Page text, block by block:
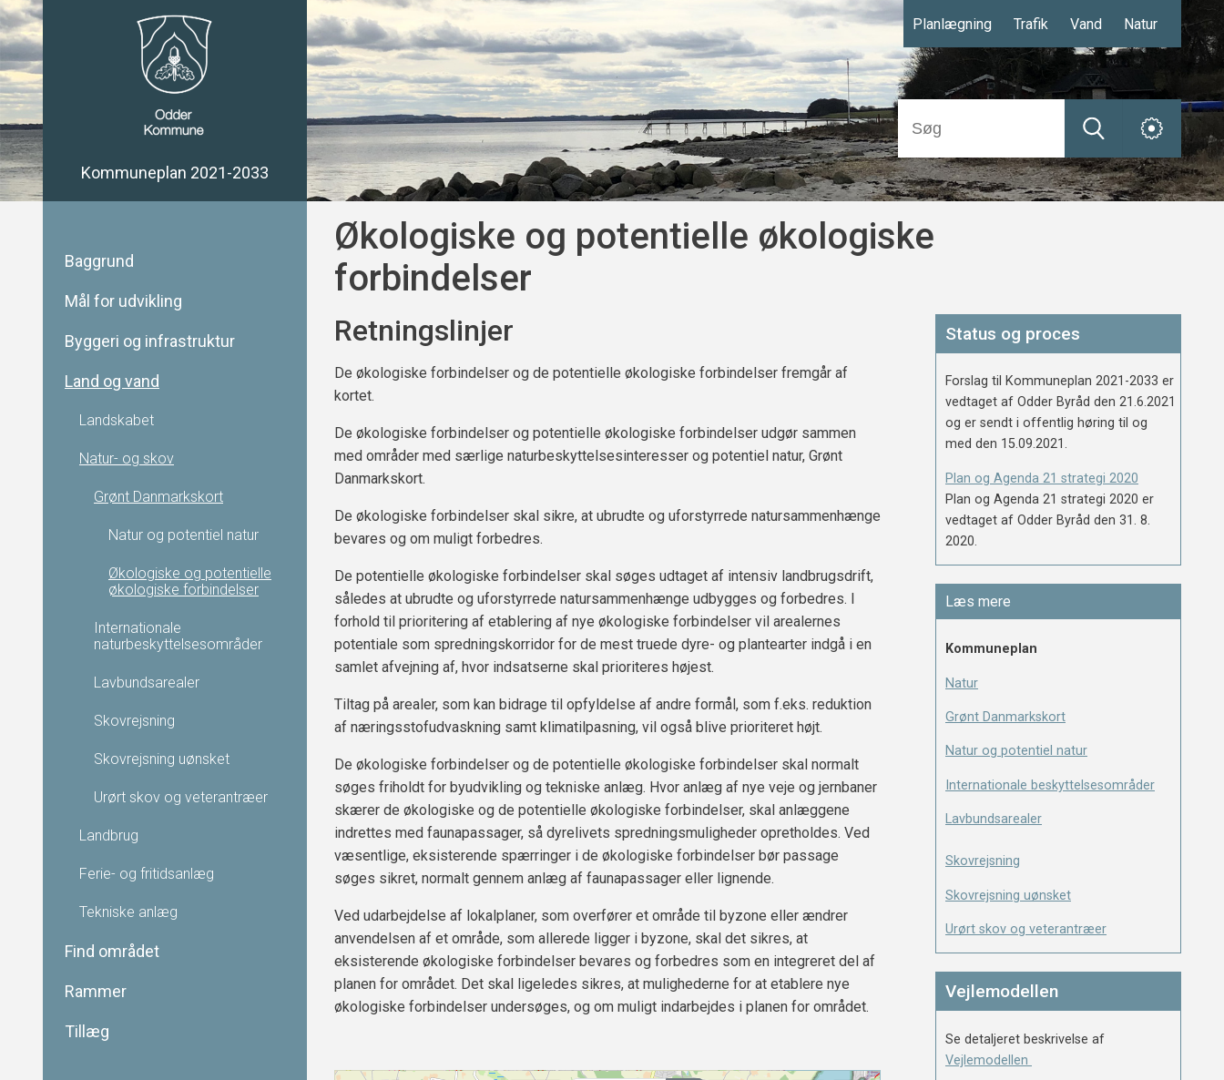
Kommuneplan 2021-2033
Planlægning Trafik Vand Natur
Baggrund
Mål for udvikling
Byggeri og infrastruktur
Land og vand
Landskabet
Natur- og skov
Grønt Danmarkskort
Natur og potentiel natur
Økologiske og potentielle
økologiske forbindelser
Internationale
naturbeskyttelsesområder
Lavbundsarealer
Skovrejsning
Skovrejsning uønsket
Urørt skov og veterantræer
Landbrug
Ferie- og fritidsanlæg
Tekniske anlæg
Find området
Rammer
Tillæg
Økologiske og potentielle økologiske
forbindelser
Retningslinjer
De økologiske forbindelser og de potentielle økologiske forbindelser fremgår af
kortet.
De økologiske forbindelser og potentielle økologiske forbindelser udgør sammen
med områder med særlige naturbeskyttelsesinteresser og potentiel natur, Grønt
Danmarkskort.
De økologiske forbindelser skal sikre, at ubrudte og uforstyrrede natursammenhænge
bevares og om muligt forbedres.
De potentielle økologiske forbindelser skal søges udtaget af intensiv landbrugsdrift,
således at ubrudte og uforstyrrede natursammenhænge udbygges og forbedres. I
forhold til prioritering af etablering af nye økologiske forbindelser vil arealernes
potentiale som spredningskorridor for de mest truede dyre- og plantearter indgå i en
samlet afvejning af, hvor indsatserne skal prioriteres højest.
Tiltag på arealer, som kan bidrage til opfyldelse af andre formål, som f.eks. reduktion
af næringsstofudvaskning samt klimatilpasning, vil også blive prioriteret højt.
De økologiske forbindelser og de potentielle økologiske forbindelser skal normalt
søges friholdt for byudvikling og tekniske anlæg. Hvor anlæg af nye veje og jernbaner
skærer de økologiske og de potentielle økologiske forbindelser, skal anlæggene
indrettes med faunapassager, så dyrelivets spredningsmuligheder opretholdes. Ved
væsentlige, eksisterende spærringer i de økologiske forbindelser bør passage
søges sikret, normalt gennem anlæg af faunapassager eller lignende.
Ved udarbejdelse af lokalplaner, som overfører et område til byzone eller ændrer
anvendelsen af et område, som allerede ligger i byzone, skal det sikres, at
eksisterende økologiske forbindelser bevares og forbedres som en integreret del af
planen for området. Det skal ligeledes sikres, at mulighederne for at etablere nye
økologiske forbindelser undersøges, og om muligt indarbejdes i planen for området.
Status og proces
Forslag til Kommuneplan 2021-2033 er
vedtaget af Odder Byråd den 21.6.2021
og er sendt i offentlig høring til og
med den 15.09.2021.
Plan og Agenda 21 strategi 2020
Plan og Agenda 21 strategi 2020 er
vedtaget af Odder Byråd den 31. 8.
2020.
Læs mere
Kommuneplan
Natur
Grønt Danmarkskort
Natur og potentiel natur
Internationale beskyttelsesområder
Lavbundsarealer
Skovrejsning
Skovrejsning uønsket
Urørt skov og veterantræer
Vejlemodellen
Se detaljeret beskrivelse af
Vejlemodellen